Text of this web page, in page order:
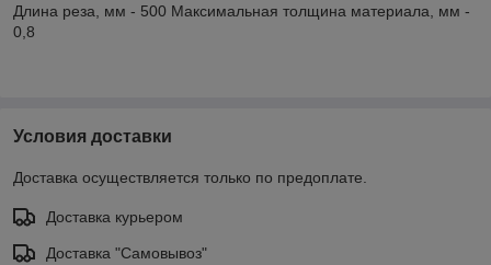
Длина реза, мм - 500 Максимальная толщина материала, мм -
0,8
Условия доставки
Доставка осуществляется только по предоплате.
Доставка курьером
Доставка "Самовывоз"